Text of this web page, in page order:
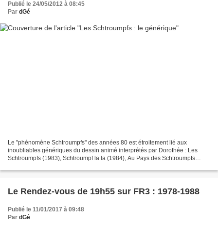
Publié le 24/05/2012 à 08:45
Par dGé
Le "phénomène Schtroumpfs" des années 80 est étroitement lié aux
inoubliables génériques du dessin animé interprétés par Dorothée : Les
Schtroumpfs (1983), Schtroumpf la la (1984), Au Pays des Schtroumpfs
Le Rendez-vous de 19h55 sur FR3 : 1978-1988
Publié le 11/01/2017 à 09:48
Par dGé